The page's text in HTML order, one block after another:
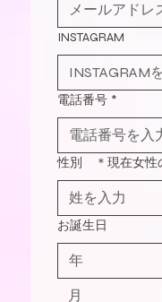
INSTAGRAM
電話番号 *
性別 ＊現在女性
お誕生日